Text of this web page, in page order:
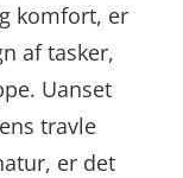
komfort, er
af tasker,
Uanset
travle
er det